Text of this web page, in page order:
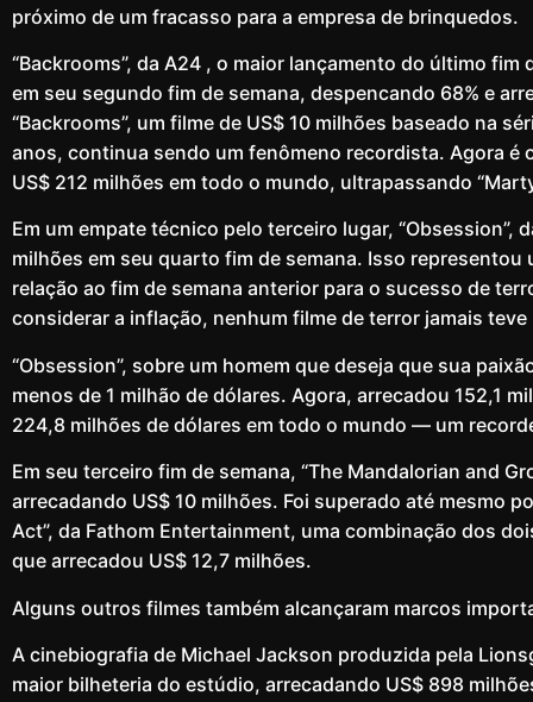
próximo de um fracasso para a empresa de brinquedos.
“Backrooms”, da A24 , o maior lançamento do último
em seu segundo fim de semana, despencando 68% e
“Backrooms”, um filme de US$ 10 milhões baseado na
anos, continua sendo um fenômeno recordista. Agora é
US$ 212 milhões em todo o mundo, ultrapassando
Em um empate técnico pelo terceiro lugar, “Obsession”,
milhões em seu quarto fim de semana. Isso representou
relação ao fim de semana anterior para o sucesso de
considerar a inflação, nenhum filme de terror jamais
“Obsession”, sobre um homem que deseja que sua
menos de 1 milhão de dólares. Agora, arrecadou 152,1
224,8 milhões de dólares em todo o mundo — um
Em seu terceiro fim de semana, “The Mandalorian and
arrecadando US$ 10 milhões. Foi superado até mesmo
Act”, da Fathom Entertainment, uma combinação dos
que arrecadou US$ 12,7 milhões.
Alguns outros filmes também alcançaram marcos
A cinebiografia de Michael Jackson produzida pela
maior bilheteria do estúdio, arrecadando US$ 898